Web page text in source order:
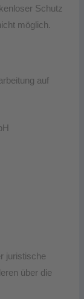
Schutz
möglich.
auf
juristische
über die